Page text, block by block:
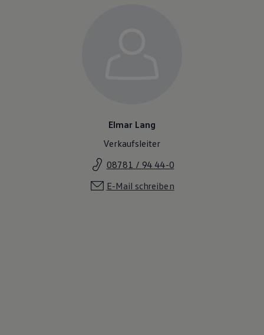
Elmar Lang
Verkaufsleiter
08781 / 94 44-0
E-Mail schreiben